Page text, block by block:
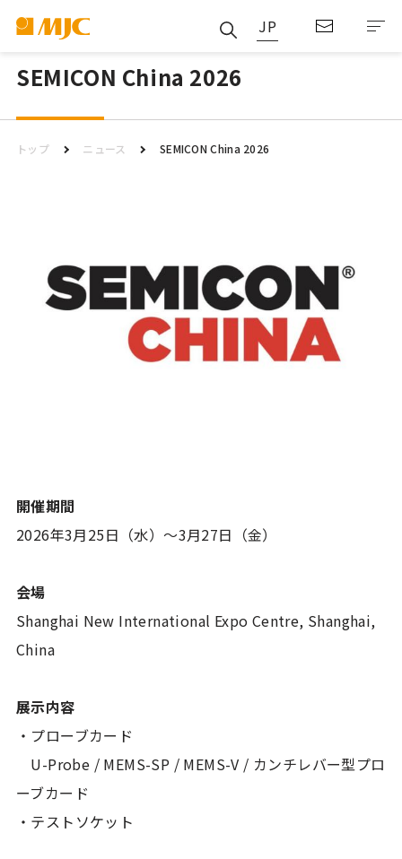
JP
SEMICON China 2026
トップ ニュース SEMICON China 2026
開催期間
2026年3月25日（水）～3月27日（金）
会場
Shanghai New International Expo Centre, Shanghai,
China
展示内容
・プローブカード
U-Probe / MEMS-SP / MEMS-V / カンチレバー型プロ
ーブカード
・テストソケット